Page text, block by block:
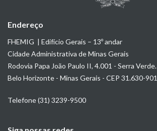
Endereço
FHEMIG | Edifício Gerais – 13º andar
Cidade Administrativa de Minas Gerais
Rodovia Papa João Paulo II, 4.001 - Serra Verde.
Belo Horizonte - Minas Gerais - CEP 31.630-901
Telefone (31) 3239-9500